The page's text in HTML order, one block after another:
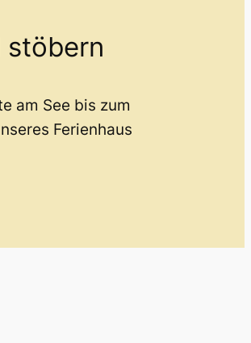
stöbern
am See bis zum
Ferienhaus